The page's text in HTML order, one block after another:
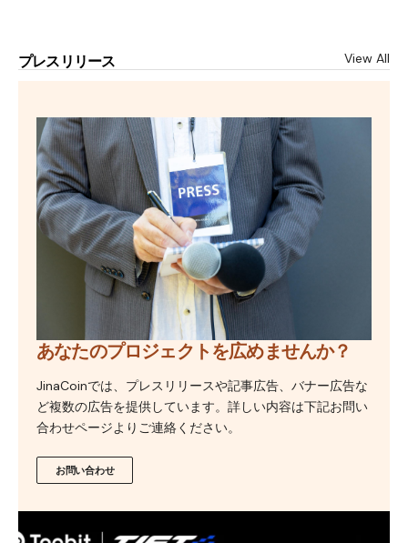
プレスリリース View All
あなたのプロジェクトを広めませんか？
JinaCoinでは、プレスリリースや記事広告、バナー広告な
ど複数の広告を提供しています。詳しい内容は下記お問い
合わせページよりご連絡ください。
お問い合わせ